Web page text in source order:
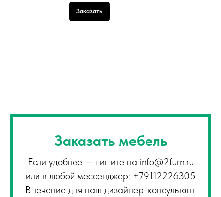
Заказать
Заказать мебель
Если удобнее — пишите на info@2furn.ru
или в любой мессенджер: +79112226305
В течение дня наш дизайнер-консультант